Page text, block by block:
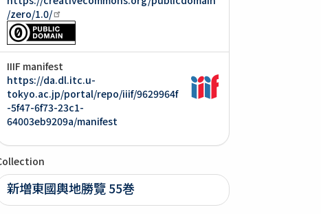
/zero/1.0/
IIIF manifest
https://da.dl.itc.u-
tokyo.ac.jp/portal/repo/iiif/9629964f
-5f47-6f73-23c1-
64003eb9209a/manifest
新増東國輿地勝覽 55巻